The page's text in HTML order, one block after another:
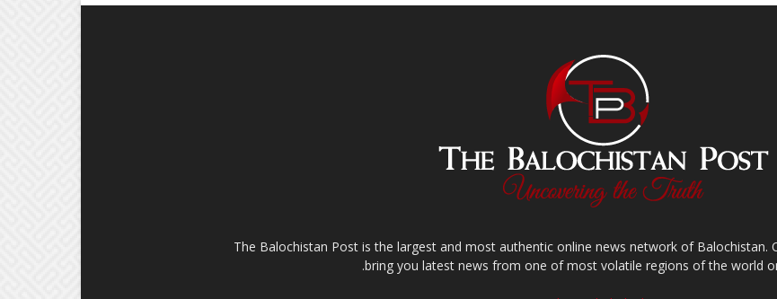
The Balochistan Post is the largest and most authentic online news network of Balochistan.
bring you latest news from one of most volatile regions of the world